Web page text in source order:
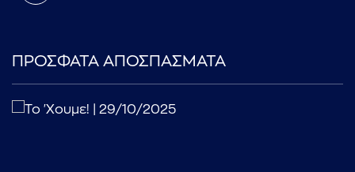
ΠΡΟΣΦΑΤΑ ΑΠΟΣΠΑΣΜΑΤΑ